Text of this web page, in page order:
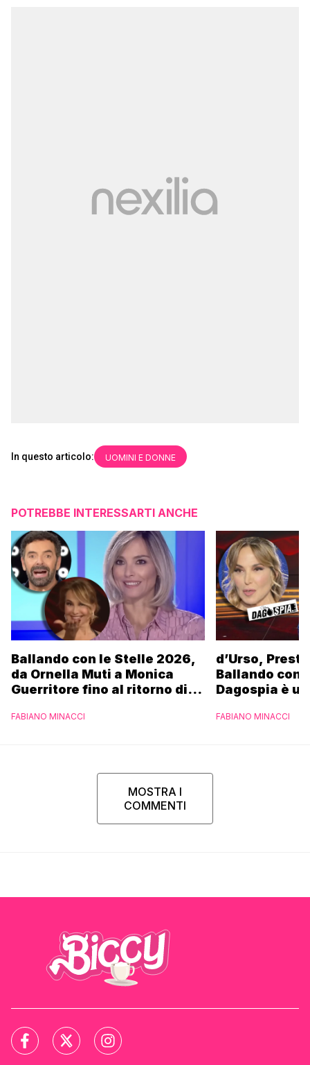
In questo articolo: UOMINI E DONNE
POTREBBE INTERESSARTI ANCHE
Ballando con le Stelle 2026,
da Ornella Muti a Monica
Guerritore fino al ritorno di
l’esclusiva di Gabriele
FABIANO MINACCI
d’Urso,
Ballando con
Dagospia è
FABIANO MINACCI
MOSTRA I
COMMENTI